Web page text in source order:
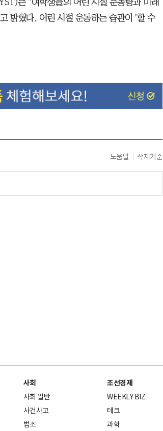
는 "여학생들의 어린 시절 운동량과 미래
밝혔다. 어린 시절 운동하는 습관이 '할 수
도움말 삭제기준
사회
사회 일반
사건사고
법조
조선경제
WEEKLY BIZ
테크
과학